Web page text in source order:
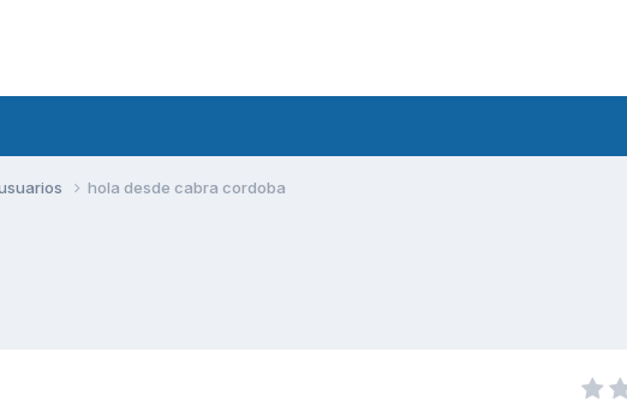
hola desde cabra cordoba